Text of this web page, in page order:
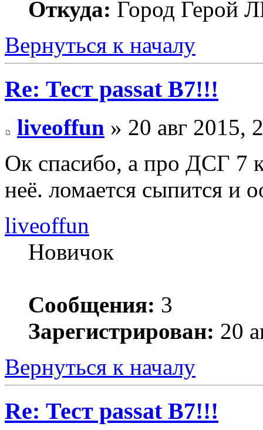
Откуда: Город Герой
Вернуться к началу
Re: Тест passat B7!!!
liveoffun » 20 авг 2015,
Ок спасибо, а про ДСГ 7
неё. ломается сыпится и
liveoffun
Новичок
Сообщения: 3
Зарегистрирован: 20
Вернуться к началу
Re: Тест passat B7!!!